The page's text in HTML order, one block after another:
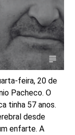
feira, 20 de
Pacheco. O
tinha 57 anos.
desde
enfarte. A